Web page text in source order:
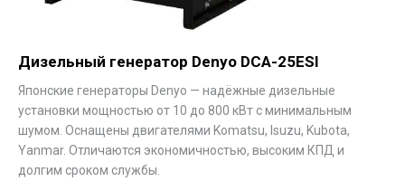
Дизельный генератор Denyo DCA-25ESI
Японские генераторы Denyo — надёжные дизельные
установки мощностью от 10 до 800 кВт с минимальным
шумом. Оснащены двигателями Komatsu, Isuzu, Kubota,
Yanmar. Отличаются экономичностью, высоким КПД и
долгим сроком службы.